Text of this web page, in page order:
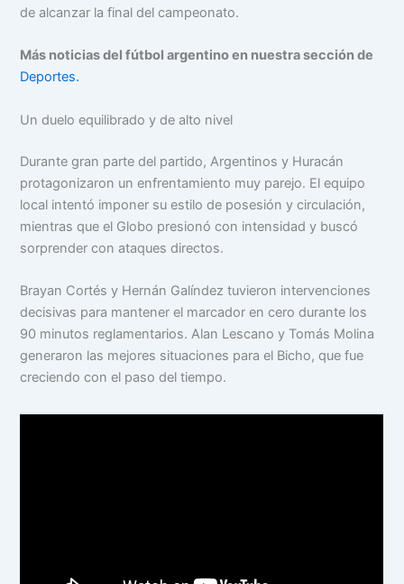
de alcanzar la final del campeonato.
Más noticias del fútbol argentino en nuestra sección de
Deportes.
Un duelo equilibrado y de alto nivel
Durante gran parte del partido, Argentinos y Huracán
protagonizaron un enfrentamiento muy parejo. El equipo
local intentó imponer su estilo de posesión y circulación,
mientras que el Globo presionó con intensidad y buscó
sorprender con ataques directos.
Brayan Cortés y Hernán Galíndez tuvieron intervenciones
decisivas para mantener el marcador en cero durante los
90 minutos reglamentarios. Alan Lescano y Tomás Molina
generaron las mejores situaciones para el Bicho, que fue
creciendo con el paso del tiempo.